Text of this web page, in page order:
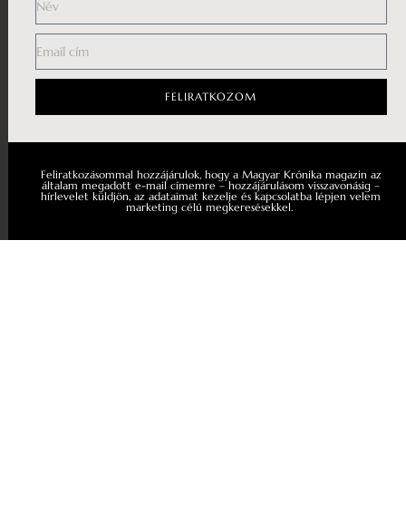
Elfogadom azadatvédelmi nyilatkozatot.
FELIRATKOZOM
Feliratkozásommal hozzájárulok, hogy a Magyar Krónika magazin az
általam megadott e-mail címemre – hozzájárulásom visszavonásig –
hírlevelet küldjön, az adataimat kezelje és kapcsolatba lépjen velem
marketing célú megkeresésekkel.